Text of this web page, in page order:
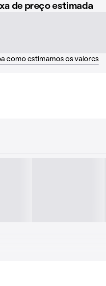
de preço estimada
como estimamos os valores